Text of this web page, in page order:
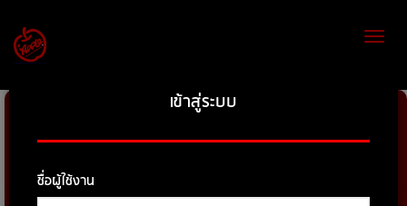
เข้าสู่ระบบ
ชื่อผู้ใช้งาน